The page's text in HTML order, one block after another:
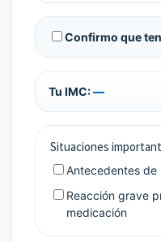
Confirmo que
Tu IMC:—
Situaciones
Antecedentes de
Reacción grave
medicación